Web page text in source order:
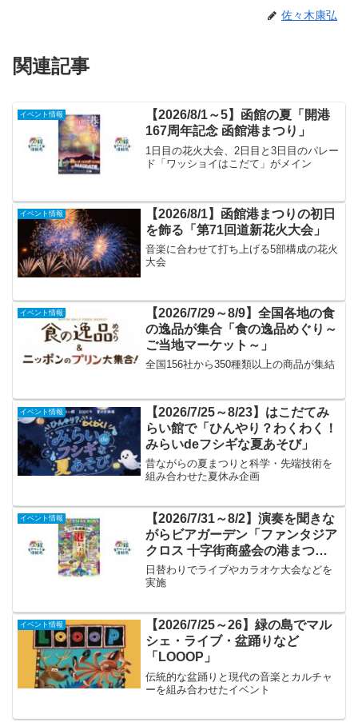
佐々木康弘
関連記事
イベント情報
【2026/8/1～5】函館の夏「開港
167周年記念 函館港まつり」
1日目の花火大会、2日目と3日目のパレー
ド「ワッショイはこだて」がメイン
イベント情報
【2026/8/1】函館港まつりの初日
を飾る「第71回道新花火大会」
音楽に合わせて打ち上げる5部構成の花火
大会
イベント情報
【2026/7/29～8/9】全国各地の食
の逸品が集合「食の逸品めぐり～
ご当地マーケット～」
全国156社から350種類以上の商品が集結
イベント情報
【2026/7/25～8/23】はこだてみ
らい館で「ひんやり？わくわく！
みらいdeフシギな夏あそび」
昔ながらの夏まつりと科学・先端技術を
組み合わせた夏休み企画
イベント情報
【2026/7/31～8/2】演奏を聞きな
がらビアガーデン「ファンタジア
クロス 十字街商盛会の港まつ
り」
日替わりでライブやカラオケ大会などを
実施
イベント情報
【2026/7/25～26】緑の島でマル
シェ・ライブ・盆踊りなど
「LOOOP」
伝統的な盆踊りと現代の音楽とカルチャ
ーを組み合わせたイベント